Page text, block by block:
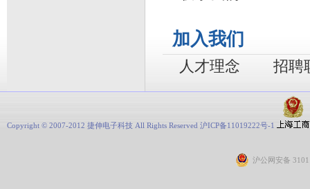
加入我们
人才理念 招聘
Copyright © 2007-2012 捷伸电子科技 All Rights Reserved 沪ICP备11019222号-1
沪公网安备